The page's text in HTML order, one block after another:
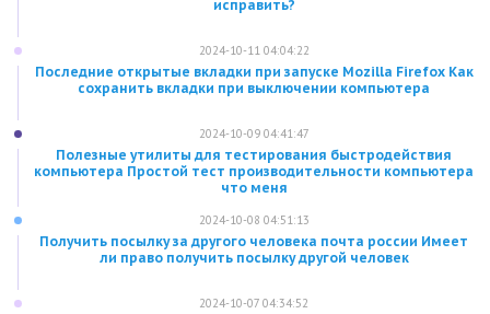
исправить?
2024-10-11 04:04:22
Последние открытые вкладки при запуске Mozilla Firefox Как
сохранить вкладки при выключении компьютера
2024-10-09 04:41:47
Полезные утилиты для тестирования быстродействия
компьютера Простой тест производительности компьютера
что меня
2024-10-08 04:51:13
Получить посылку за другого человека почта россии Имеет
ли право получить посылку другой человек
2024-10-07 04:34:52